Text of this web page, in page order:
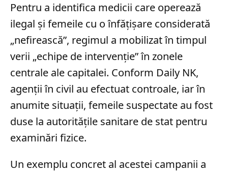
Pentru a identifica medicii care operează
ilegal și femeile cu o înfățișare considerată
„nefirească”, regimul a mobilizat în timpul
verii „echipe de intervenție” în zonele
centrale ale capitalei. Conform Daily NK,
agenții în civil au efectuat controale, iar în
anumite situații, femeile suspectate au fost
duse la autoritățile sanitare de stat pentru
examinări fizice.
Un exemplu concret al acestei campanii a